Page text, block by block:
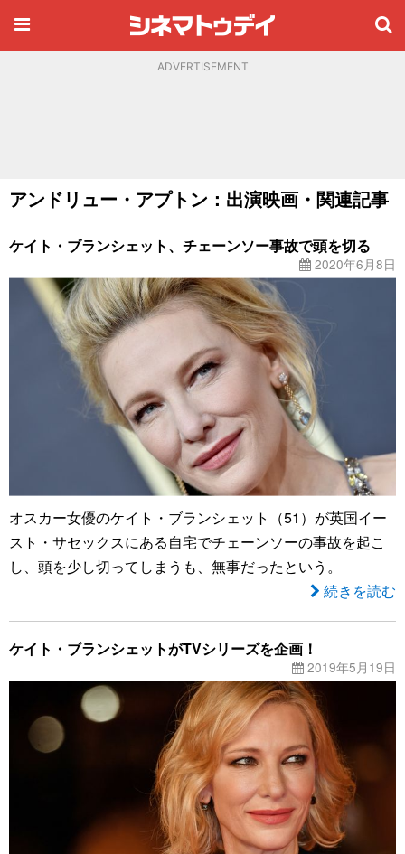
ADVERTISEMENT
アンドリュー・アプトン：出演映画・関連記事
ケイト・ブランシェット、チェーンソー事故で頭を切る
2020年6月8日
オスカー女優のケイト・ブランシェット（51）が英国イー
スト・サセックスにある自宅でチェーンソーの事故を起こ
し、頭を少し切ってしまうも、無事だったという。
続きを読む
ケイト・ブランシェットがTVシリーズを企画！
2019年5月19日